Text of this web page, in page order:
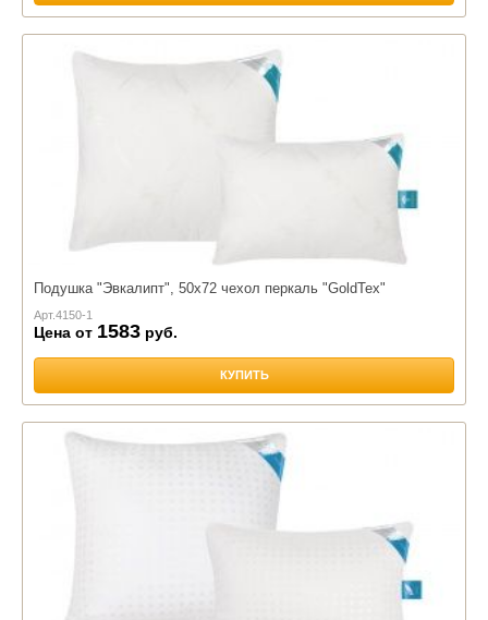
Подушка "Эвкалипт", 50х72 чехол перкаль "GoldTex"
Арт.4150-1
Цена от 1583 руб.
КУПИТЬ